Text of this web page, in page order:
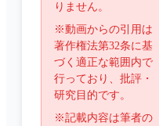
りません。
※動画からの引用は
著作権法第32条に基
づく適正な範囲内で
行っており、批評・
研究目的です。
※記載内容は筆者の